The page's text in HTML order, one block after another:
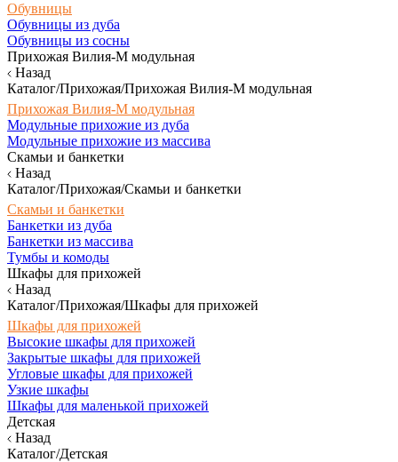
Обувницы
Обувницы из дуба
Обувницы из сосны
Прихожая Вилия-М модульная
Назад
Каталог/Прихожая/Прихожая Вилия-М модульная
Прихожая Вилия-М модульная
Модульные прихожие из дуба
Модульные прихожие из массива
Скамьи и банкетки
Назад
Каталог/Прихожая/Скамьи и банкетки
Скамьи и банкетки
Банкетки из дуба
Банкетки из массива
Тумбы и комоды
Шкафы для прихожей
Назад
Каталог/Прихожая/Шкафы для прихожей
Шкафы для прихожей
Высокие шкафы для прихожей
Закрытые шкафы для прихожей
Угловые шкафы для прихожей
Узкие шкафы
Шкафы для маленькой прихожей
Детская
Назад
Каталог/Детская